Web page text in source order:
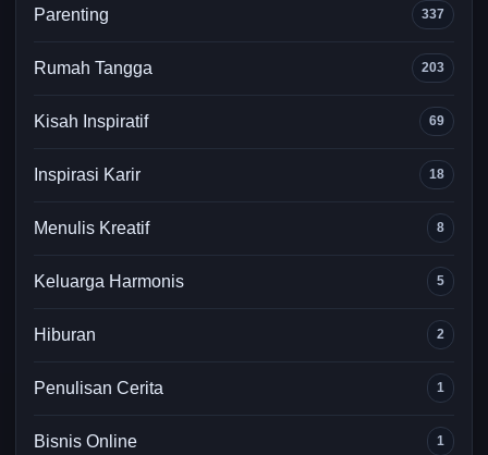
Parenting 337
Rumah Tangga 203
Kisah Inspiratif 69
Inspirasi Karir 18
Menulis Kreatif 8
Keluarga Harmonis 5
Hiburan 2
Penulisan Cerita 1
Bisnis Online 1